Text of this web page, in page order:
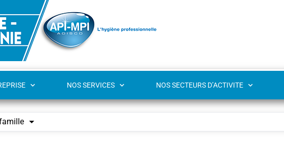
NOS SERVICES NOS SECTEURS D’ACTIVITE